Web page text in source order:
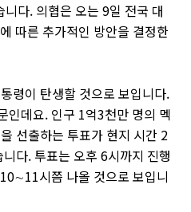
다. 의협은 오는 9일 전국 대
따른 추가적인 방안을 결정한
령이 탄생할 것으로 보입니다.
인데요. 인구 1억3천만 명의 멕
선출하는 투표가 현지 시간 2
다. 투표는 오후 6시까지 진행
시쯤 나올 것으로 보입니